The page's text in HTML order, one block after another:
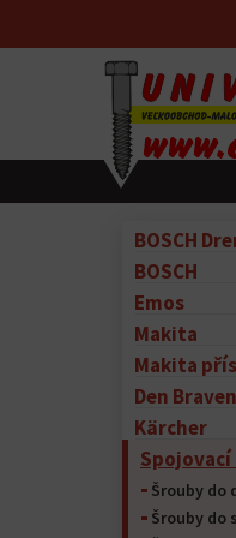
BOSCH
BOSCH
Emos
Makita
Makita
Den Braven
Kärcher
Šrouby do
Šrouby do